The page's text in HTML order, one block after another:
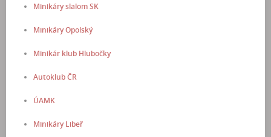
Minikáry slalom SK
Minikáry Opolský
Minikár klub Hlubočky
Autoklub ČR
ÚAMK
Minikáry Libeř